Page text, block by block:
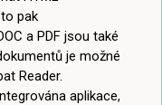
pak
a PDF jsou také
je možné
Reader.
aplikace,